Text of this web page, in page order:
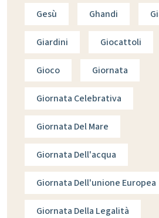
Gesù Ghandi
Giardini Giocattoli
Gioco Giornata
Giornata Celebrativa
Giornata Del Mare
Giornata Dell'acqua
Giornata Dell'unione Europea
Giornata Della Legalità